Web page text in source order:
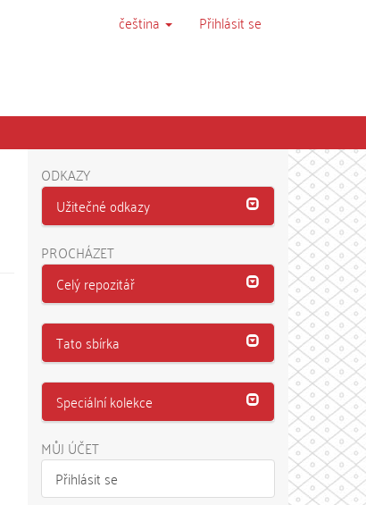
čeština Přihlásit se
ODKAZY
Užitečné odkazy
PROCHÁZET
Celý repozitář
Tato sbírka
Speciální kolekce
MŮJ ÚČET
Přihlásit se